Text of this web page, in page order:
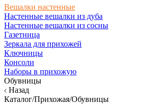
Вешалки настенные
Настенные вешалки из дуба
Настенные вешалки из сосны
Газетница
Зеркала для прихожей
Ключницы
Консоли
Наборы в прихожую
Обувницы
Назад
Каталог/Прихожая/Обувницы